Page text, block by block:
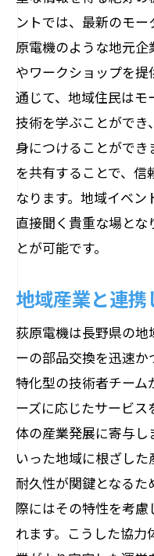
ントでは、最新のモ
原電機のような地元
やワークショップを提
通じて、地域住民はモ
技術を学ぶことができ
身につけることがで
を共有することで、
なります。地域イベ
直接聞く貴重な場と
とが可能です。
地域産業と連
荻原電機は長野県の
ーの部品交換を迅速
特化型の技術者チーム
ーズに応じたサービ
体の産業発展に寄与し
いった地域に根ざし
耐久性が関鍵となる
際にはその特性を考
れます。こうした協